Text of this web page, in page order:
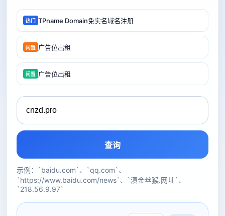
热门 TPname Domain免实名域名注册
闲置 广告位出租
闲置 广告位出租
查询
示例：`baidu.com`、`qq.com`、
`https://www.baidu.com/news`、`滇金丝猴.网址`、
`218.56.9.97`